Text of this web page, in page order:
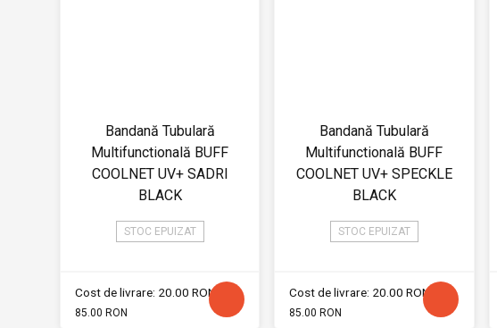
Bandană Tubulară
Multifunctională BUFF
COOLNET UV+ SADRI
BLACK
STOC EPUIZAT
Cost de livrare: 20.00 RON
85.00 RON
Bandană Tubulară
Multifunctională BUFF
COOLNET UV+ SPECKLE
BLACK
STOC EPUIZAT
Cost de livrare: 20.00 RON
85.00 RON